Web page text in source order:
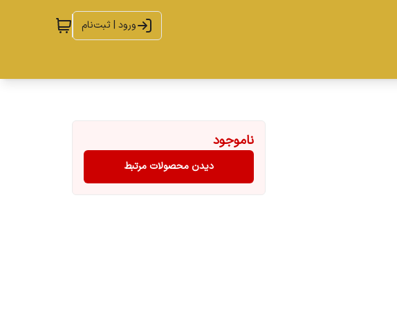
ورود | ثبت‌نام
ناموجود
دیدن محصولات مرتبط